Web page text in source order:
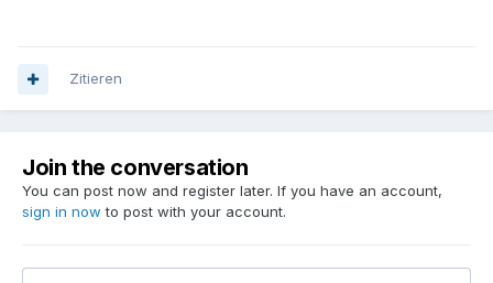
Zitieren
Join the conversation
You can post now and register later. If you have an account,
sign in now to post with your account.